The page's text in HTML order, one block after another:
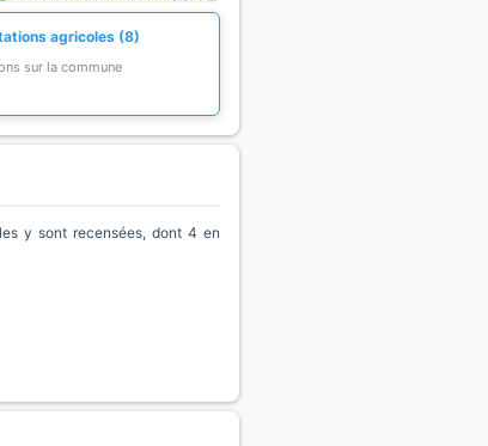
agricoles (8)
sur la commune
y sont recensées, dont 4 en